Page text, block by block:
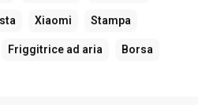
Xiaomi Stampa
Friggitrice ad aria Borsa